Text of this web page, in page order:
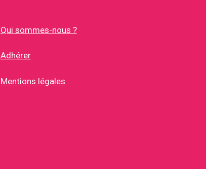
Qui sommes-nous ?
Adhérer
Mentions légales